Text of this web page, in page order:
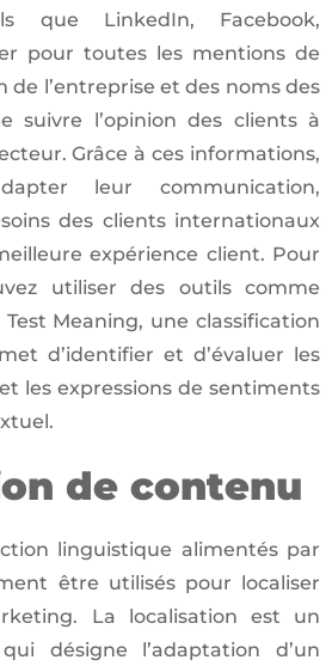
que LinkedIn, Facebook,
pour toutes les mentions de
de l’entreprise et des noms des
suivre l’opinion des clients à
Grâce à ces informations,
leur communication,
des clients internationaux
expérience client. Pour
utiliser des outils comme
Test Meaning, une classification
d’identifier et d’évaluer les
les expressions de sentiments
de contenu
linguistique alimentés par
être utilisés pour localiser
La localisation est un
désigne l’adaptation d’un